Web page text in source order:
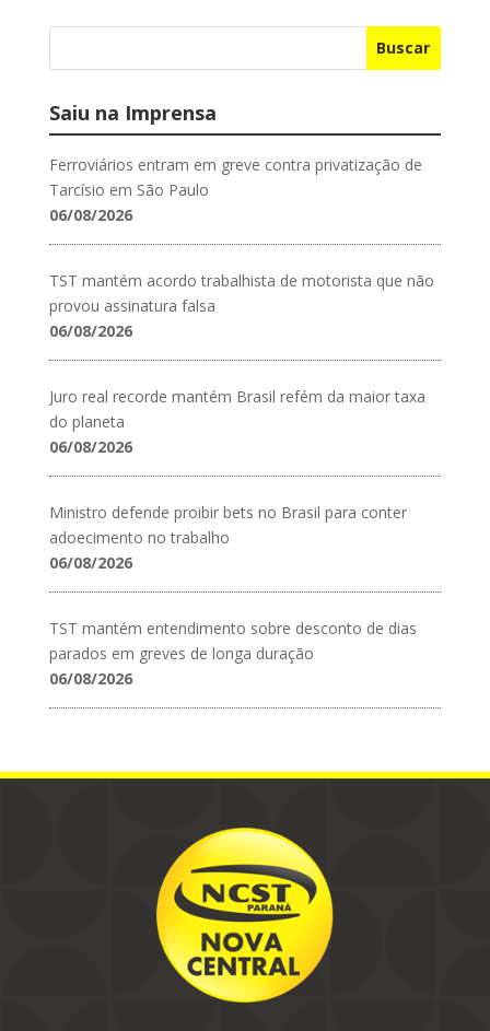
Buscar
Saiu na Imprensa
Ferroviários entram em greve contra privatização de
Tarcísio em São Paulo
06/08/2026
TST mantém acordo trabalhista de motorista que não
provou assinatura falsa
06/08/2026
Juro real recorde mantém Brasil refém da maior taxa
do planeta
06/08/2026
Ministro defende proibir bets no Brasil para conter
adoecimento no trabalho
06/08/2026
TST mantém entendimento sobre desconto de dias
parados em greves de longa duração
06/08/2026